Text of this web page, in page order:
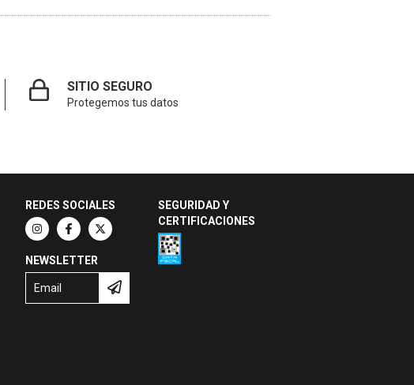
SITIO SEGURO
Protegemos tus datos
REDES SOCIALES
NEWSLETTER
SEGURIDAD Y
CERTIFICACIONES